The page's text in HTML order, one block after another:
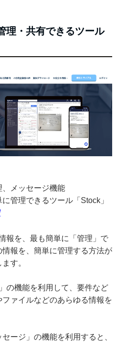
理・共有できるツール
メッセージ機能
管理できるツール「Stock」
報を、最も簡単に「管理」で
報を、簡単に管理する方法が
す。
の機能を利用して、要件など
ァイルなどのあらゆる情報を
ージ」の機能を利用すると、